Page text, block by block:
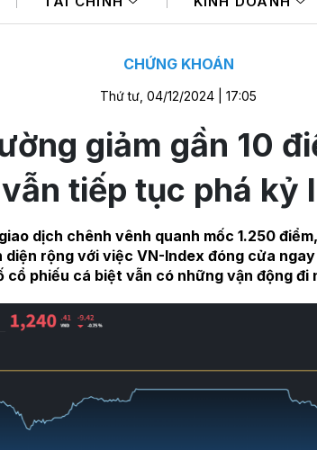
11:11 -Sản lượng vàng Trung Quốc
11:11-Cổ phiếu DMX chính thức niêm
CHỨNG KHOÁN
Thứ tư, 04/12/2024 | 17:05
giảm gần 10
vẫn tiếp tục phá kỷ
dịch chênh vênh quanh mốc 1.250
diện rộng với việc VN-Index đóng cửa ngay
cổ phiếu cá biệt vẫn có những vận động đi